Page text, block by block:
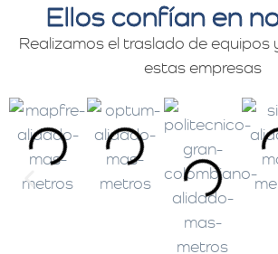
Ellos confían en
Realizamos el traslado de equipos
estas empresas